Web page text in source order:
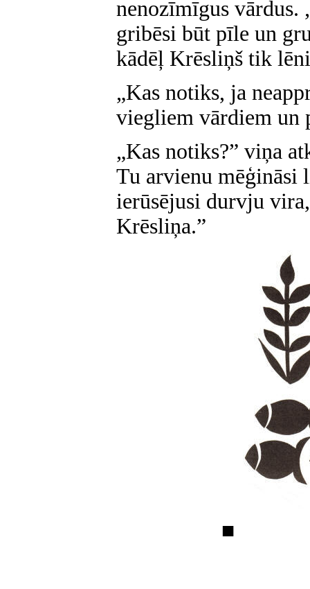
nenozīmīgus vārdus.
gribēsi būt pīle un
kādēļ Krēsliņš tik
„Kas notiks, ja
viegliem vārdiem un
„Kas notiks?” viņa
Tu arvienu mēģināsi
ierūsējusi durvju
Krēsliņa.”
■